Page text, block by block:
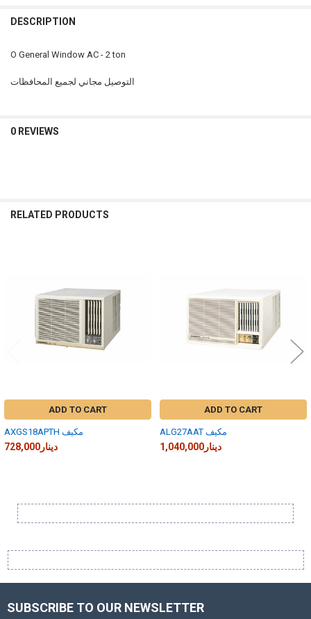
DESCRIPTION
O General Window AC - 2 ton
التوصيل مجاني لجميع المحافظات
0 REVIEWS
RELATED PRODUCTS
ADD TO CART
AXGS18APTH مكيف
728,000دينار
ADD TO CART
ALG27AAT مكيف
1,040,000دينار
Footer
SUBSCRIBE TO OUR NEWSLETTER